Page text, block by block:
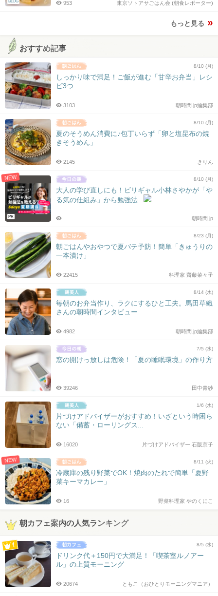
BLOG 東京ソトアサごはん会 (朝食レポーター)
953
もっと見る
おすすめ記事
8/10 (月)
しっかり味で満足！ご飯が進む「甘辛お弁当」レシ
ピ3つ
朝時間.jp編集部
3103
8/10 (月)
夏のそうめん消費に♪包丁いらず「卵と塩昆布の焼
きそうめん」
きりん
2145
NEW
PR
8/10 (月)
大人の学び直しにも！ビリギャル小林さやかが「や
る気の仕組み」から勉強法...
朝時間.jp
8/23 (月)
朝ごはんやおやつで夏バテ予防！簡単「きゅうりの
一本漬け」
料理家 齋藤菜々子
22415
8/14 (水)
毎朝のお弁当作り、ラクにするひと工夫。馬田草織
さんの朝時間インタビュー
朝時間.jp編集部
4982
7/5 (水)
窓の開けっ放しは危険！「夏の睡眠環境」の作り方
田中青紗
39246
1/6 (水)
片づけアドバイザーがおすすめ！いざという時困ら
ない「備蓄・ローリングス...
片づけアドバイザー 石阪京子
16020
NEW 8/11 (火)
冷蔵庫の残り野菜でOK！焼肉のたれで簡単「夏野
菜キーマカレー」
野菜料理家 やのくにこ
16
朝カフェ案内の人気ランキング
8/5 (水)
ドリンク代＋150円で大満足！「喫茶室ルノアー
ル」の上質モーニング
ともこ（おひとりモーニングマニア）
20674